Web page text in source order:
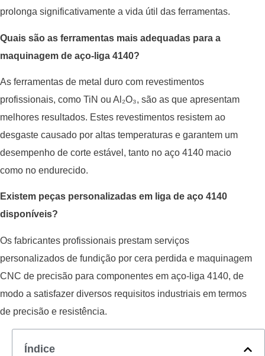
prolonga significativamente a vida útil das ferramentas.
Quais são as ferramentas mais adequadas para a
maquinagem de aço-liga 4140?
As ferramentas de metal duro com revestimentos
profissionais, como TiN ou Al₂O₃, são as que apresentam
melhores resultados. Estes revestimentos resistem ao
desgaste causado por altas temperaturas e garantem um
desempenho de corte estável, tanto no aço 4140 macio
como no endurecido.
Existem peças personalizadas em liga de aço 4140
disponíveis?
Os fabricantes profissionais prestam serviços
personalizados de fundição por cera perdida e maquinagem
CNC de precisão para componentes em aço-liga 4140, de
modo a satisfazer diversos requisitos industriais em termos
de precisão e resistência.
Índice